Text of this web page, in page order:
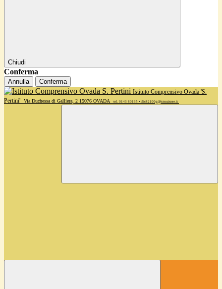
Chiudi
Conferma
Annulla Conferma
Istituto Comprensivo Ovada 'S.
Pertini'
Via Duchessa di Galliera, 2 15076 OVADA tel. 0143 80135 • alic82100g@istruzione.it